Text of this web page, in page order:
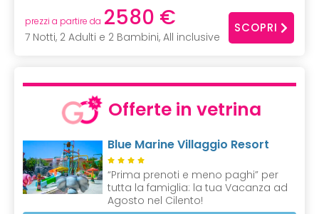
prezzi a partire da 2580 €
7 Notti, 2 Adulti e 2 Bambini, All inclusive
SCOPRI
Offerte in vetrina
Blue Marine Villaggio Resort
“Prima prenoti e meno paghi” per
tutta la famiglia: la tua Vacanza ad
Agosto nel Cilento!